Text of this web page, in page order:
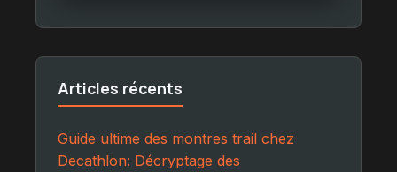
Articles récents
Guide ultime des montres trail chez
Decathlon: Décryptage des